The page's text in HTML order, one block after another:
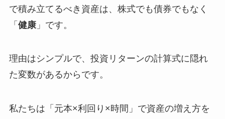
で積み立てるべき資産は、株式でも債券でもなく
「 健康」です。
理由はシンプルで、投資リターンの計算式に隠れ
た変数があるからです。
私たちは「元本×利回り×時間」で資産の増え方を